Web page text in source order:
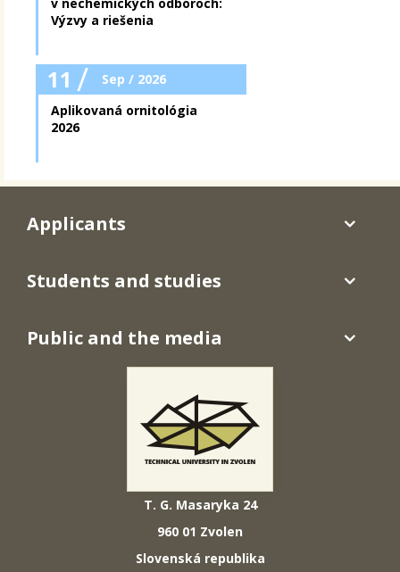
v nechemických odboroch:
Výzvy a riešenia
11 /
Sep / 2026
Aplikovaná ornitológia
2026
T. G. Masaryka 24
960 01 Zvolen
Slovenská republika
Applicants
Students and studies
Public and the media